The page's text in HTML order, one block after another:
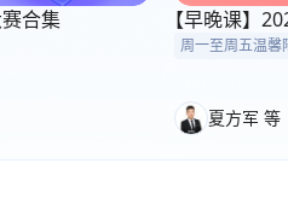
合集 【早晚课】
周一至周五温馨
夏方军 等